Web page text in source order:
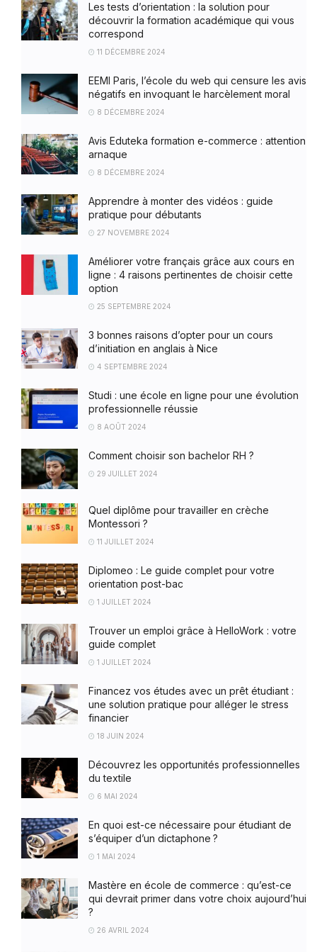
Les tests d’orientation : la solution pour
découvrir la formation académique qui vous
correspond
11 DÉCEMBRE 2024
EEMI Paris, l’école du web qui censure les avis
négatifs en invoquant le harcèlement moral
8 DÉCEMBRE 2024
Avis Eduteka formation e-commerce : attention
arnaque
8 DÉCEMBRE 2024
Apprendre à monter des vidéos : guide
pratique pour débutants
27 NOVEMBRE 2024
Améliorer votre français grâce aux cours en
ligne : 4 raisons pertinentes de choisir cette
option
25 SEPTEMBRE 2024
3 bonnes raisons d’opter pour un cours
d’initiation en anglais à Nice
4 SEPTEMBRE 2024
Studi : une école en ligne pour une évolution
professionnelle réussie
8 AOÛT 2024
Comment choisir son bachelor RH ?
29 JUILLET 2024
Quel diplôme pour travailler en crèche
Montessori ?
11 JUILLET 2024
Diplomeo : Le guide complet pour votre
orientation post-bac
1 JUILLET 2024
Trouver un emploi grâce à HelloWork : votre
guide complet
1 JUILLET 2024
Financez vos études avec un prêt étudiant :
une solution pratique pour alléger le stress
financier
18 JUIN 2024
Découvrez les opportunités professionnelles
du textile
6 MAI 2024
En quoi est-ce nécessaire pour étudiant de
s’équiper d’un dictaphone ?
1 MAI 2024
Mastère en école de commerce : qu’est-ce
qui devrait primer dans votre choix aujourd’hui
?
26 AVRIL 2024